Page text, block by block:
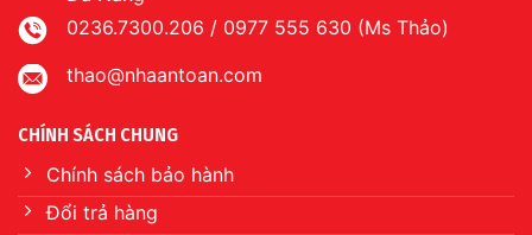
0236.7300.206 / 0977 555 630 (Ms Thảo)
thao@nhaantoan.com
CHÍNH SÁCH CHUNG
Chính sách bảo hành
Đổi trả hàng